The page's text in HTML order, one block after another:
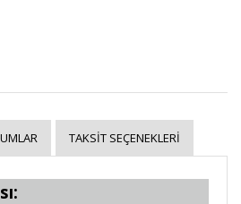
TAKSIT SEÇENEKLERI